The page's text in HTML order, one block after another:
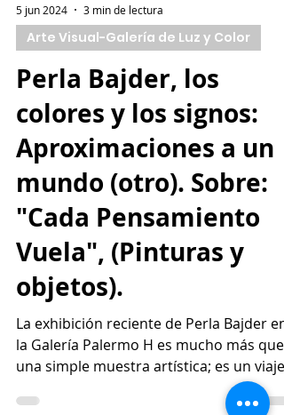
5 jun 2024 3 min de lectura
Arte Visual-Galería de Luz y Color
Perla Bajder, los
colores y los signos:
Aproximaciones a un
mundo (otro). Sobre:
"Cada Pensamiento
Vuela", (Pinturas y
objetos).